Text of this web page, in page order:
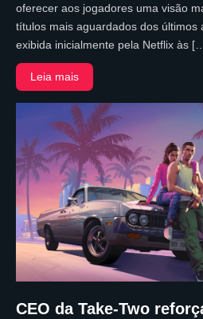
oferecer aos jogadores uma visão
títulos mais aguardados dos últimos
exibida inicialmente pela Netflix às
Leia mais
CEO da Take-Two